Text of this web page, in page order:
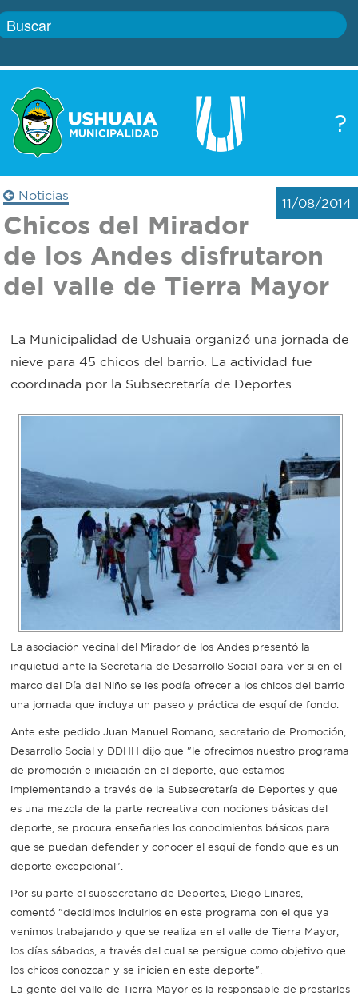
?
Boletín
Defensa
civil
Zoonosis
Bromatología
Mi
bondi
Recorrido
colectivos
Recarga
SUBE
Gobierno
Trámites
Transparencia
Correo
Noticias
11/08/2014
Chicos del Mirador
de los Andes disfrutaron
del valle de Tierra Mayor
La Municipalidad de Ushuaia organizó una jornada de
nieve para 45 chicos del barrio. La actividad fue
coordinada por la Subsecretaría de Deportes.
La asociación vecinal del Mirador de los Andes presentó la
inquietud ante la Secretaria de Desarrollo Social para ver si en el
marco del Día del Niño se les podía ofrecer a los chicos del barrio
una jornada que incluya un paseo y práctica de esquí de fondo.
Ante este pedido Juan Manuel Romano, secretario de Promoción,
Desarrollo Social y DDHH dijo que "le ofrecimos nuestro programa
de promoción e iniciación en el deporte, que estamos
implementando a través de la Subsecretaría de Deportes y que
es una mezcla de la parte recreativa con nociones básicas del
deporte, se procura enseñarles los conocimientos básicos para
que se puedan defender y conocer el esquí de fondo que es un
deporte excepcional".
Por su parte el subsecretario de Deportes, Diego Linares,
comentó "decidimos incluirlos en este programa con el que ya
venimos trabajando y que se realiza en el valle de Tierra Mayor,
los días sábados, a través del cual se persigue como objetivo que
los chicos conozcan y se inicien en este deporte".
La gente del valle de Tierra Mayor es la responsable de prestarles